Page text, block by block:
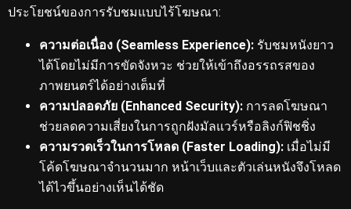
ประโยชน์ของการรับชมแบบไร้โฆษณา:
ความต่อเนื่อง (Seamless Experience): รับชมหนังยาว
ได้โดยไม่มีการขัดจังหวะ ช่วยให้เข้าถึงอรรถรสของ
ภาพยนตร์ได้อย่างเต็มที่
ความปลอดภัย (Enhanced Security): การลดโฆษณา
ช่วยลดความเสี่ยงในการถูกฝังมัลแวร์หรือลิงก์ฟิชชิ่ง
ความรวดเร็วในการโหลด (Faster Loading): เมื่อไม่มี
โค้ดโฆษณาจำนวนมาก หน้าเว็บและตัวเล่นหนังจึงโหลด
ได้ไวขึ้นอย่างเห็นได้ชัด